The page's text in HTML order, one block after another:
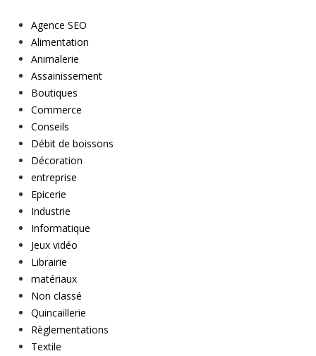
Agence SEO
Alimentation
Animalerie
Assainissement
Boutiques
Commerce
Conseils
Débit de boissons
Décoration
entreprise
Epicerie
Industrie
Informatique
Jeux vidéo
Librairie
matériaux
Non classé
Quincaillerie
Règlementations
Textile